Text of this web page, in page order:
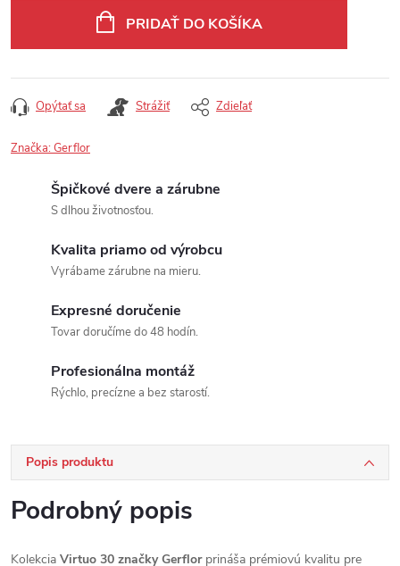
PRIDAŤ DO KOŠÍKA
Opýtať sa Strážiť Zdieľať
Značka:Gerflor
Špičkové dvere a zárubne
S dlhou životnosťou.
Kvalita priamo od výrobcu
Vyrábame zárubne na mieru.
Expresné doručenie
Tovar doručíme do 48 hodín.
Profesionálna montáž
Rýchlo, precízne a bez starostí.
Popis produktu
Podrobný popis
Kolekcia Virtuo 30 značky Gerflorprináša prémiovú kvalitu pre